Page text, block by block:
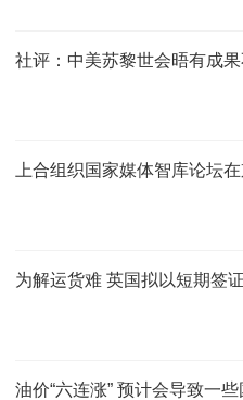
社评：中美苏黎世会晤有成
上合组织国家媒体智库论坛
为解运货难 英国拟以短期签
油价“六连涨” 预计会导致一